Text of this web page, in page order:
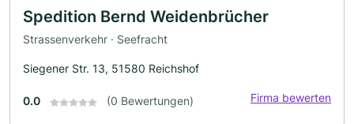
Spedition Bernd Weidenbrücher
Strassenverkehr · Seefracht
Siegener Str. 13, 51580 Reichshof
0.0 (0 Bewertungen) Firma bewerten